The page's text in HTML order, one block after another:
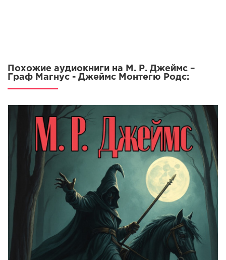
Похожие аудиокниги на М. Р. Джеймс –
Граф Магнус - Джеймс Монтегю Родс: